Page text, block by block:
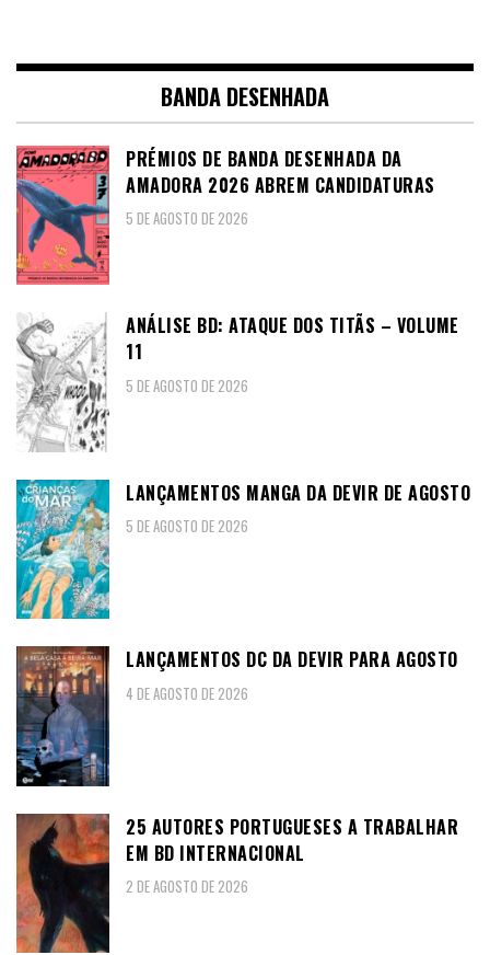
BANDA DESENHADA
PRÉMIOS DE BANDA DESENHADA DA
AMADORA 2026 ABREM CANDIDATURAS
5 DE AGOSTO DE 2026
ANÁLISE BD: ATAQUE DOS TITÃS – VOLUME
11
5 DE AGOSTO DE 2026
LANÇAMENTOS MANGA DA DEVIR DE AGOSTO
5 DE AGOSTO DE 2026
LANÇAMENTOS DC DA DEVIR PARA AGOSTO
4 DE AGOSTO DE 2026
25 AUTORES PORTUGUESES A TRABALHAR
EM BD INTERNACIONAL
2 DE AGOSTO DE 2026